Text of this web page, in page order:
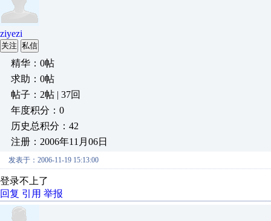
ziyezi
关注 私信
精华：0帖
求助：0帖
帖子：2帖 | 37回
年度积分：0
历史总积分：42
注册：2006年11月06日
发表于：2006-11-19 15:13:00
登录不上了
回复 引用 举报